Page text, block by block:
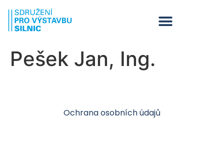
Pešek Jan, Ing.
Ochrana osobních údajů